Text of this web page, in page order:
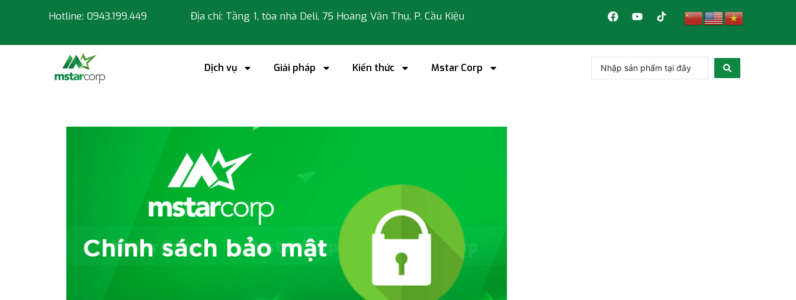
Hotline: 0943.199.449 Địa chỉ: Tầng 1, tòa nhà Deli, 75 Hoàng Văn Thụ, P. Cầu Kiệu
Dịch vụ Giải pháp Kiến thức Mstar Corp